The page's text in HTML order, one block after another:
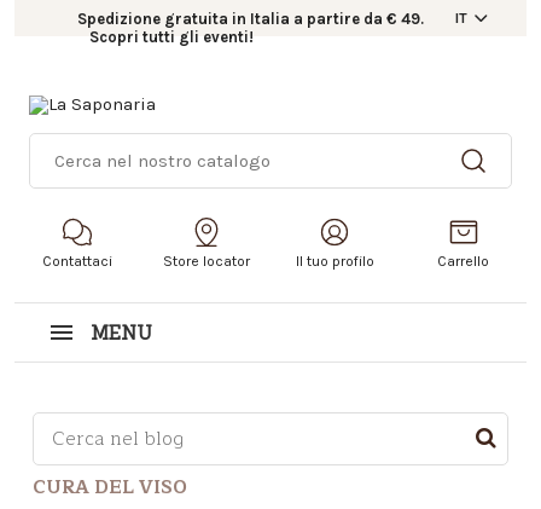
Spedizione gratuita in Italia a partire da € 49.
Scopri tutti gli eventi!
IT
Contattaci Store locator Il tuo profilo Carrello
MENU
Questo è un campo di ricerca con una funzionalità
Non sono presenti suggerimenti perché il campo di
CURA DEL VISO